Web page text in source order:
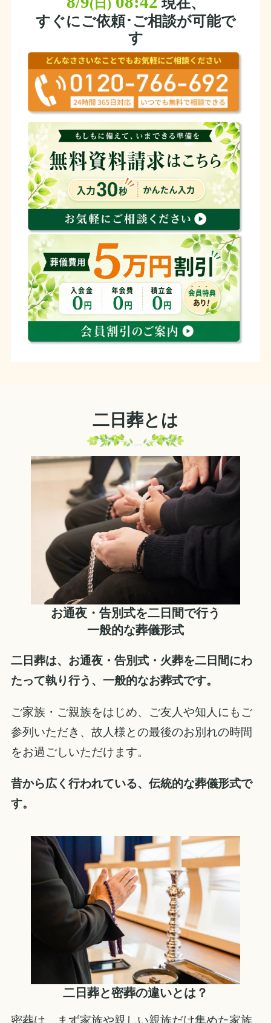
(日)
すぐにご依頼･ご相談が可能で
す
二日葬とは
お通夜・告別式を二日間で行う
一般的な葬儀形式
二日葬は、お通夜・告別式・火葬を二日間にわ
たって執り行う、一般的なお葬式です。
ご家族・ご親族をはじめ、ご友人や知人にもご
参列いただき、故人様との最後のお別れの時間
をお過ごしいただけます。
昔から広く行われている、伝統的な葬儀形式で
す。
二日葬と密葬の違いとは？
密葬は、まず家族や親しい親族だけ集めた家族